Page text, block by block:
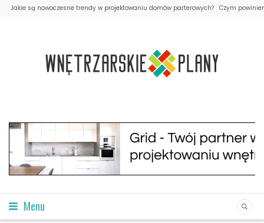
Jakie są nowoczesne trendy w projektowaniu domów parterowych? Czym
Menu